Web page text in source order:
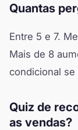
Quantas
Entre 5 e 7.
Mais de 8
condicional se
Quiz de
as vendas?